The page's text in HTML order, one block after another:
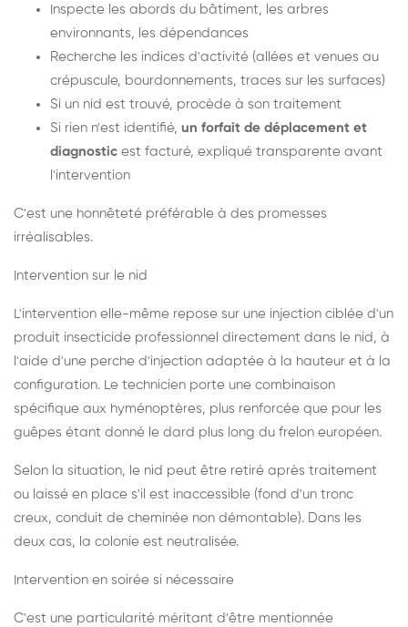
Inspecte les abords du bâtiment, les arbres
environnants, les dépendances
Recherche les indices d'activité (allées et venues au
crépuscule, bourdonnements, traces sur les surfaces)
Si un nid est trouvé, procède à son traitement
Si rien n'est identifié, un forfait de déplacement et
diagnostic est facturé, expliqué transparente avant
l'intervention
C'est une honnêteté préférable à des promesses
irréalisables.
Intervention sur le nid
L'intervention elle-même repose sur une injection ciblée d'un
produit insecticide professionnel directement dans le nid, à
l'aide d'une perche d'injection adaptée à la hauteur et à la
configuration. Le technicien porte une combinaison
spécifique aux hyménoptères, plus renforcée que pour les
guêpes étant donné le dard plus long du frelon européen.
Selon la situation, le nid peut être retiré après traitement
ou laissé en place s'il est inaccessible (fond d'un tronc
creux, conduit de cheminée non démontable). Dans les
deux cas, la colonie est neutralisée.
Intervention en soirée si nécessaire
C'est une particularité méritant d'être mentionnée